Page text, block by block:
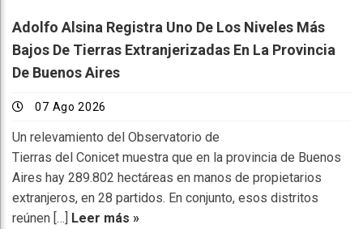
Adolfo Alsina Registra Uno De Los Niveles Más
Bajos De Tierras Extranjerizadas En La Provincia
De Buenos Aires
07 Ago 2026
Un relevamiento del Observatorio de
Tierras del Conicet muestra que en la provincia de Buenos
Aires hay 289.802 hectáreas en manos de propietarios
extranjeros, en 28 partidos. En conjunto, esos distritos
reúnen […] Leer más »